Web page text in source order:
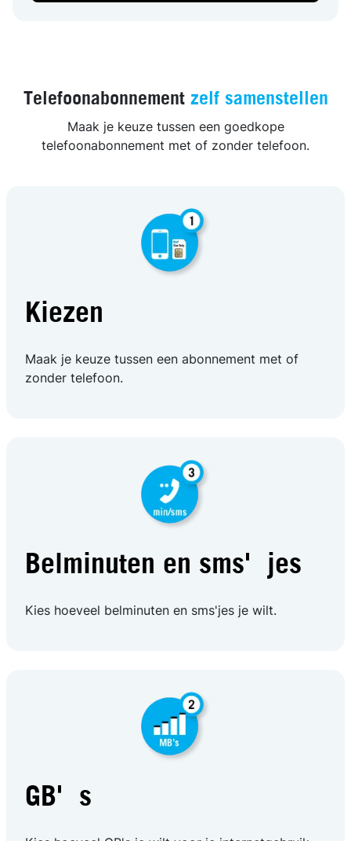
Telefoonabonnement zelf samenstellen
Maak je keuze tussen een goedkope
telefoonabonnement met of zonder telefoon.
Kiezen
Maak je keuze tussen een abonnement met of
zonder telefoon.
Belminuten en sms'jes
Kies hoeveel belminuten en sms'jes je wilt.
GB's